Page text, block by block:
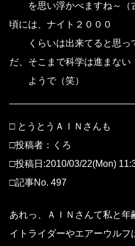
を思い浮かべますね～（
頃には、ナイト２０００
くらいは出来てると思っ
だ、そこまで科学は進まない
ようで（笑）
□ とうとうＡＩＮさんも
□投稿者：くろ
□投稿日:2010/03/22(Mon)
□記事No. 497
あれっ、ＡＩＮさんて私と
イトライダーやエアーウルフ